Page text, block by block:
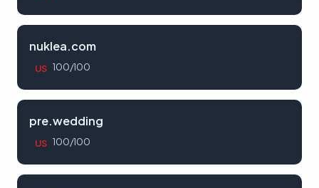
nuklea.com
US 100/100
pre.wedding
US 100/100